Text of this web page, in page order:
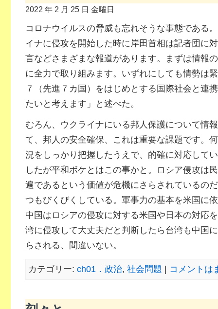
2022 年 2 月 25 日 金曜日
コロナウイルスの脅威も忘れそうな事態である
イナに侵攻を開始した時に岸田首相は記者団に
言などさまざまな報道があります。まずは情報
に全力で取り組みます。いずれにしても情勢は
７（先進７カ国）をはじめとする国際社会と連
たいと考えます」と述べた。
むろん、ウクライナにいる邦人保護について情
て、邦人の安全確保、これは重要な課題です。
況をしっかり把握したうえで、的確に対応して
したが平和ボケとはこの事かと。ロシア侵攻は
遍であるという価値が危機にさらされているの
つもびくびくしている。軍事力の基本を米国に
中国はロシアの侵攻に対する米国や日本の対応
湾に侵攻して大丈夫だと判断したら台湾も中国
らされる、間違いない。
カテゴリー: ch01．政治, 社会問題 コメントは